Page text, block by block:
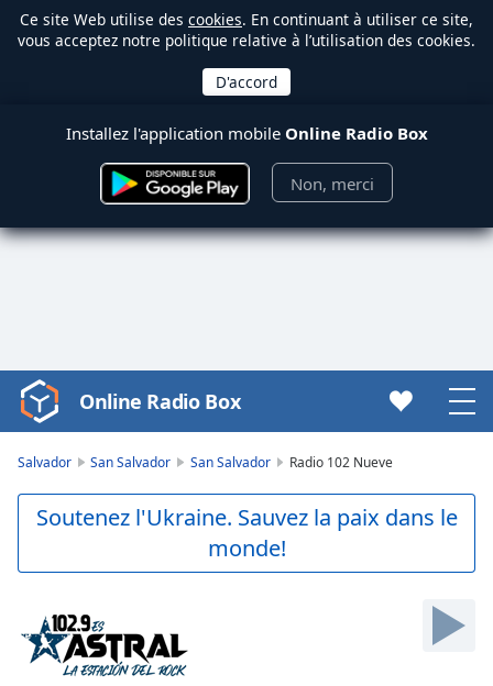
Ce site Web utilise des cookies. En continuant à utiliser ce site,
vous acceptez notre politique relative à l’utilisation des cookies.
Installez l'application mobile Online Radio Box
Non, merci
Video
Player
Play
Video
Skip
Skip
Forward
Mute
Online Radio Box
Salvador San Salvador San Salvador Radio 102 Nueve
Soutenez l'Ukraine. Sauvez la paix dans le
monde!